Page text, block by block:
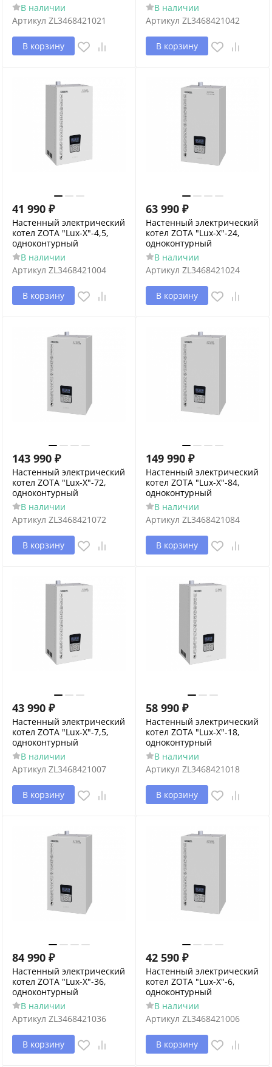
В наличии
Артикул ZL3468421021
В корзину
В наличии
Артикул ZL3468421042
В корзину
41 990 ₽
Настенный электрический
котел ZOTA "Lux-X"-4,5,
одноконтурный
В наличии
Артикул ZL3468421004
В корзину
63 990 ₽
Настенный электрический
котел ZOTA "Lux-X"-24,
одноконтурный
В наличии
Артикул ZL3468421024
В корзину
143 990 ₽
Настенный электрический
котел ZOTA "Lux-X"-72,
одноконтурный
В наличии
Артикул ZL3468421072
В корзину
149 990 ₽
Настенный электрический
котел ZOTA "Lux-X"-84,
одноконтурный
В наличии
Артикул ZL3468421084
В корзину
43 990 ₽
Настенный электрический
котел ZOTA "Lux-X"-7,5,
одноконтурный
В наличии
Артикул ZL3468421007
В корзину
58 990 ₽
Настенный электрический
котел ZOTA "Lux-X"-18,
одноконтурный
В наличии
Артикул ZL3468421018
В корзину
84 990 ₽
Настенный электрический
котел ZOTA "Lux-X"-36,
одноконтурный
В наличии
Артикул ZL3468421036
В корзину
42 590 ₽
Настенный электрический
котел ZOTA "Lux-X"-6,
одноконтурный
В наличии
Артикул ZL3468421006
В корзину